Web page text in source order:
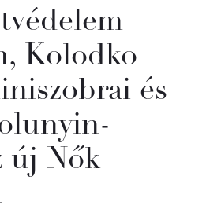
Kolodko
és
új Nők